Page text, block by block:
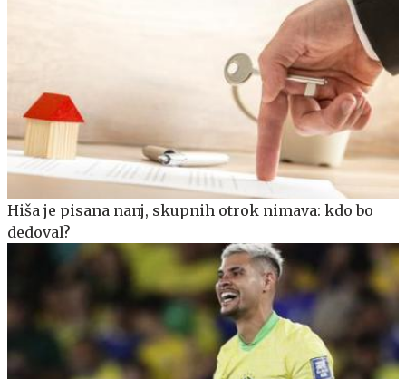
Hiša je pisana nanj, skupnih otrok nimava: kdo bo
dedoval?